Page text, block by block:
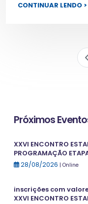
CONTINUAR LENDO >
Próximos
XXVI ENCONTRO
PROGRAMAÇÃO
28/08/2026 | Online
inscrições com
XXVI ENCONTRO